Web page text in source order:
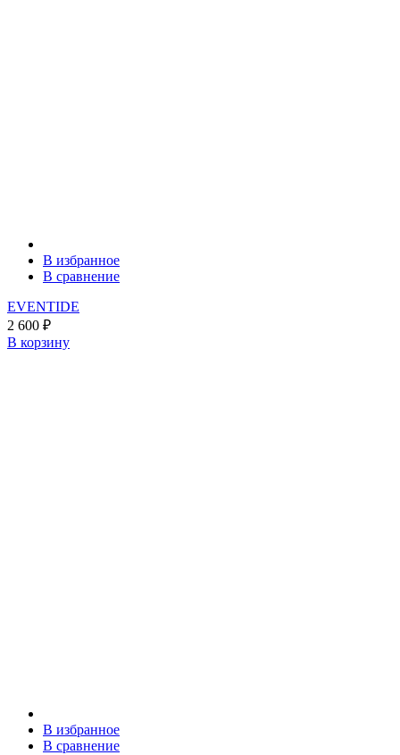
В избранное
В сравнение
EVENTIDE
2 600 ₽
В корзину
В избранное
В сравнение